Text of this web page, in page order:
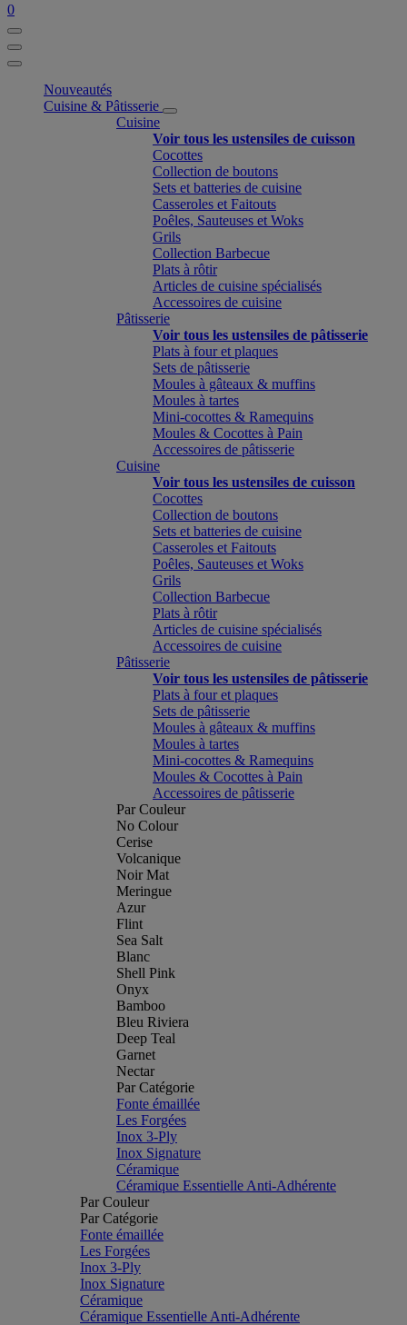
0
Nouveautés
Cuisine & Pâtisserie
Cuisine
Voir tous les ustensiles de cuisson
Cocottes
Collection de boutons
Sets et batteries de cuisine
Casseroles et Faitouts
Poêles, Sauteuses et Woks
Grils
Collection Barbecue
Plats à rôtir
Articles de cuisine spécialisés
Accessoires de cuisine
Pâtisserie
Voir tous les ustensiles de pâtisserie
Plats à four et plaques
Sets de pâtisserie
Moules à gâteaux & muffins
Moules à tartes
Mini-cocottes & Ramequins
Moules & Cocottes à Pain
Accessoires de pâtisserie
Cuisine
Voir tous les ustensiles de cuisson
Cocottes
Collection de boutons
Sets et batteries de cuisine
Casseroles et Faitouts
Poêles, Sauteuses et Woks
Grils
Collection Barbecue
Plats à rôtir
Articles de cuisine spécialisés
Accessoires de cuisine
Pâtisserie
Voir tous les ustensiles de pâtisserie
Plats à four et plaques
Sets de pâtisserie
Moules à gâteaux & muffins
Moules à tartes
Mini-cocottes & Ramequins
Moules & Cocottes à Pain
Accessoires de pâtisserie
Par Couleur
No Colour
Cerise
Volcanique
Noir Mat
Meringue
Azur
Flint
Sea Salt
Blanc
Shell Pink
Onyx
Bamboo
Bleu Riviera
Deep Teal
Garnet
Nectar
Par Catégorie
Fonte émaillée
Les Forgées
Inox 3-Ply
Inox Signature
Céramique
Céramique Essentielle Anti-Adhérente
Par Couleur
Par Catégorie
Fonte émaillée
Les Forgées
Inox 3-Ply
Inox Signature
Céramique
Céramique Essentielle Anti-Adhérente